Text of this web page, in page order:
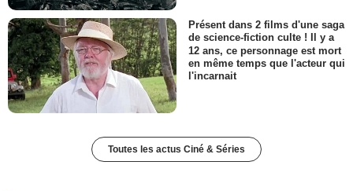
Présent dans 2 films d'une saga
de science-fiction culte ! Il y a
12 ans, ce personnage est mort
en même temps que l'acteur qui
l'incarnait
Toutes les actus Ciné & Séries